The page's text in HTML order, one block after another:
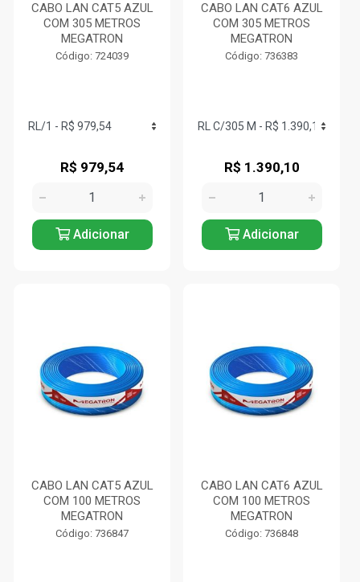
CABO LAN CAT5 AZUL
COM 305 METROS
MEGATRON
Código: 724039
R$ 979,54
Adicionar
CABO LAN CAT6 AZUL
COM 305 METROS
MEGATRON
Código: 736383
R$ 1.390,10
Adicionar
CABO LAN CAT5 AZUL
COM 100 METROS
MEGATRON
Código: 736847
CABO LAN CAT6 AZUL
COM 100 METROS
MEGATRON
Código: 736848